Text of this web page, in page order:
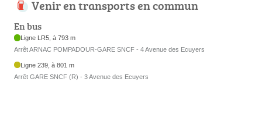
Venir en transports en commun
En bus
Ligne LR5, à 793 m
Arrêt ARNAC POMPADOUR-GARE SNCF - 4 Avenue des Ecuyers
Ligne 239, à 801 m
Arrêt GARE SNCF (R) - 3 Avenue des Ecuyers